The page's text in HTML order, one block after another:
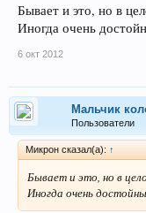
Бывает и это, но в
Иногда очень
6 окт 2012
Мальчик
Пользователи
Микрон сказал(а): ↑
Бывает и это, но в
Иногда очень